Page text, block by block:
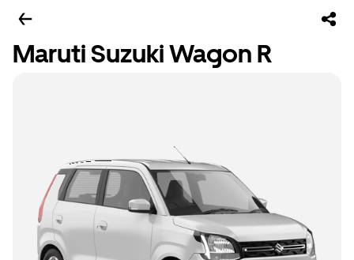
Maruti Suzuki Wagon R